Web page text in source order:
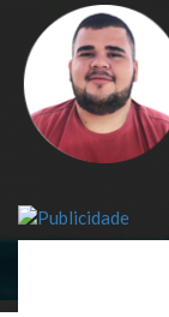
content